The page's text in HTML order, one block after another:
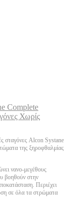
Complete
Χωρίς
σταγόνες Alcon Systane
της ξηροφθαλμίας
νανο-μεγέθους
βοηθούν στην
Περιέχει
σε όλα τα στρώματα